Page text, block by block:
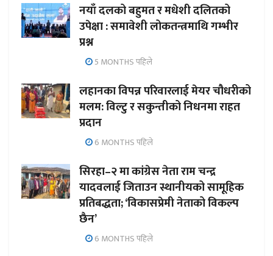
नयाँ दलको बहुमत र मधेशी दलितको
उपेक्षा : समावेशी लोकतन्त्रमाथि गम्भीर
प्रश्न
5 MONTHS पहिले
लहानका विपन्न परिवारलाई मेयर चौधरीको
मलम: विल्टु र सकुन्तीको निधनमा राहत
प्रदान
6 MONTHS पहिले
सिरहा–२ मा कांग्रेस नेता राम चन्द्र
यादवलाई जिताउन स्थानीयको सामूहिक
प्रतिबद्धता; ‘विकासप्रेमी नेताको विकल्प
छैन’
6 MONTHS पहिले